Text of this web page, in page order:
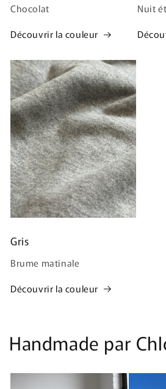
Chocolat
Découvrir la couleur
Nuit
Gris
Brume matinale
Découvrir la couleur
Handmade par